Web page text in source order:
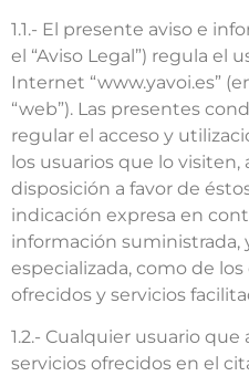
1.1.- El presente aviso e
el “Aviso Legal”) regula el
Internet “www.yavoi.es”
“web”). Las presentes
regular el acceso y
los usuarios que lo visiten,
disposición a favor de
indicación expresa en
información suministrada,
especializada, como de
ofrecidos y servicios
1.2.- Cualquier usuario
servicios ofrecidos en el